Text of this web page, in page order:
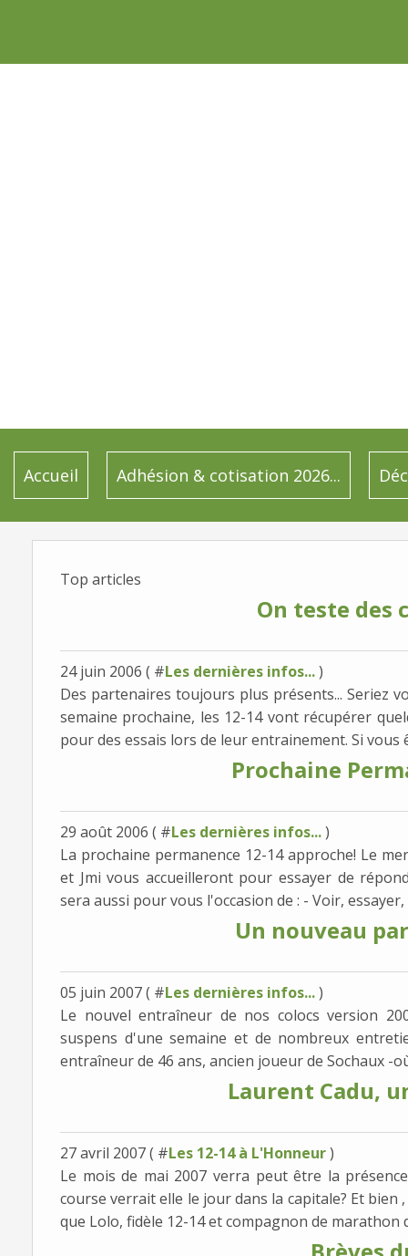
Accueil Adhésion & cotisation 2026...
Top articles
On teste des
24 juin 2006 ( #Les dernières infos...)
Des partenaires toujours plus présents... Seriez
semaine prochaine, les 12-14 vont récupérer
pour des essais lors de leur entrainement. Si vous
Prochaine
29 août 2006 ( #Les dernières infos...)
La prochaine permanence 12-14 approche! Le
et Jmi vous accueilleront pour essayer de
sera aussi pour vous l'occasion de : - Voir, essayer,
Un nouveau
05 juin 2007 ( #Les dernières infos...)
Le nouvel entraîneur de nos colocs version
suspens d'une semaine et de nombreux
entraîneur de 46 ans, ancien joueur de Sochaux -
Laurent Cadu,
27 avril 2007 ( #Les 12-14 à L'Honneur)
Le mois de mai 2007 verra peut être la
course verrait elle le jour dans la capitale? Et bien
que Lolo, fidèle 12-14 et compagnon de marathon